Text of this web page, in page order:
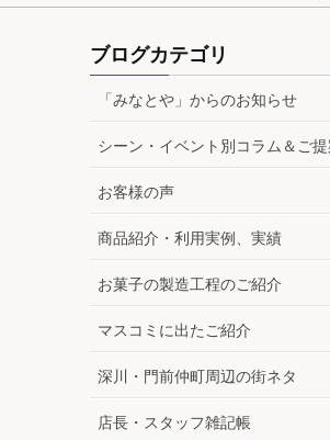
ブログカテゴリ
「みなとや」からのお知らせ
シーン・イベント別コラム＆ご提
お客様の声
商品紹介・利用実例、実績
お菓子の製造工程のご紹介
マスコミに出たご紹介
深川・門前仲町周辺の街ネタ
店長・スタッフ雑記帳